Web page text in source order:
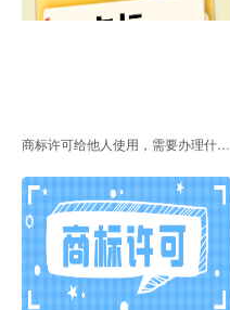
商标许可给他人使用，需要办理什么手续？